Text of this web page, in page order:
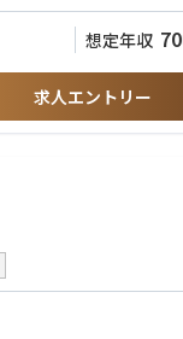
想定年収
求人エントリー